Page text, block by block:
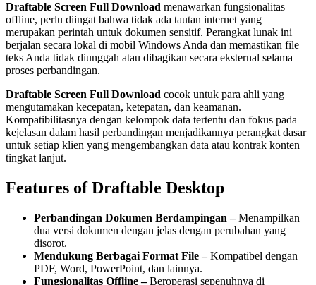
Draftable Screen Full Download menawarkan fungsionalitas
offline, perlu diingat bahwa tidak ada tautan internet yang
merupakan perintah untuk dokumen sensitif. Perangkat lunak ini
berjalan secara lokal di mobil Windows Anda dan memastikan file
teks Anda tidak diunggah atau dibagikan secara eksternal selama
proses perbandingan.
Draftable Screen Full Download cocok untuk para ahli yang
mengutamakan kecepatan, ketepatan, dan keamanan.
Kompatibilitasnya dengan kelompok data tertentu dan fokus pada
kejelasan dalam hasil perbandingan menjadikannya perangkat dasar
untuk setiap klien yang mengembangkan data atau kontrak konten
tingkat lanjut.
Features of Draftable Desktop
Perbandingan Dokumen Berdampingan –Menampilkan
dua versi dokumen dengan jelas dengan perubahan yang
disorot.
Mendukung Berbagai Format File –Kompatibel dengan
PDF, Word, PowerPoint, dan lainnya.
Fungsionalitas Offline –Beroperasi sepenuhnya di